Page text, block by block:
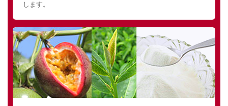
します。